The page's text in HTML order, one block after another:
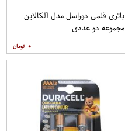
باتری قلمی دوراسل مدل آلکالاین
مجموعه دو عددی
۰